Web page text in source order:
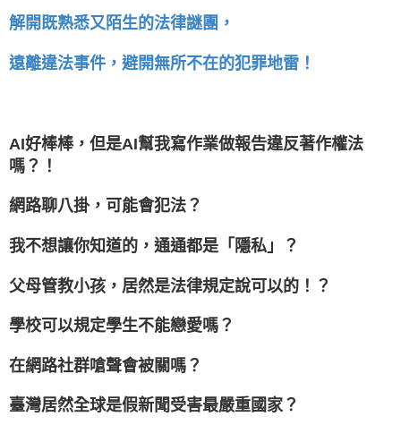
解開既熟悉又陌生的法律謎團，
遠離違法事件，避開無所不在的犯罪地雷！
AI好棒棒，但是AI幫我寫作業做報告違反著作權法
嗎？！
網路聊八掛，可能會犯法？
我不想讓你知道的，通通都是「隱私」？
父母管教小孩，居然是法律規定說可以的！？
學校可以規定學生不能戀愛嗎？
在網路社群嗆聲會被關嗎？
臺灣居然全球是假新聞受害最嚴重國家？